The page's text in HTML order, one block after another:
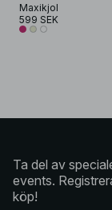
Maxikjol
599 SEK
Ta del av
events.
köp!